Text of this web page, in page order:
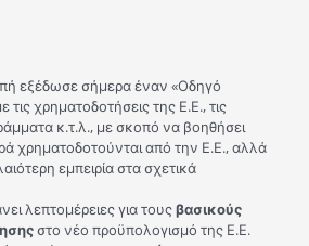
εξέδωσε σήμερα έναν «Οδηγό
τις χρηματοδοτήσεις της Ε.Ε., τις
κ.τ.λ., με σκοπό να βοηθήσει
χρηματοδοτούνται από την Ε.Ε., αλλά
εμπειρία στα σχετικά
λεπτομέρειες για τουςβασικούς
στο νέο προϋπολογισμό της Ε.Ε.